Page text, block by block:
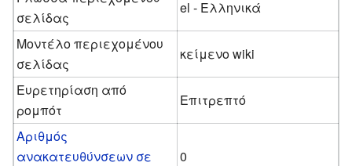
σελίδας
el - Ελληνικά
Μοντέλο περιεχομένου
σελίδας
κείμενο wiki
Ευρετηρίαση από
ρομπότ
Επιτρεπτό
Αριθμός
ανακατευθύνσεων σε
0